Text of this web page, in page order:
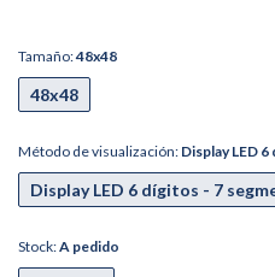
Tamaño:48x48
48x48
Método de visualización: Display LED
Display LED 6 dígitos - 7
Stock:A pedido